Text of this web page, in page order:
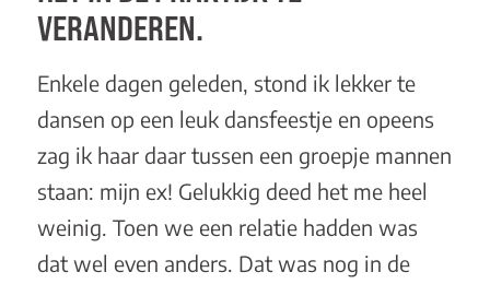
VERANDEREN.
Enkele dagen geleden, stond ik lekker te
dansen op een leuk dansfeestje en opeens
zag ik haar daar tussen een groepje mannen
staan: mijn ex! Gelukkig deed het me heel
weinig. Toen we een relatie hadden was
dat wel even anders. Dat was nog in de